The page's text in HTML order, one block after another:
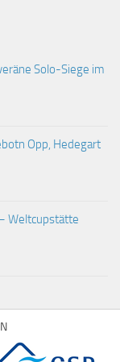
Solo-Siege im
Opp, Hedegart
Weltcupstätte